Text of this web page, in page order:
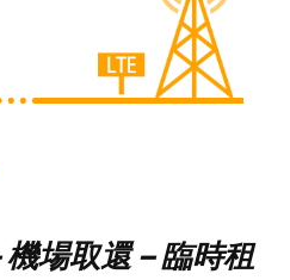
場取還 – 臨時租